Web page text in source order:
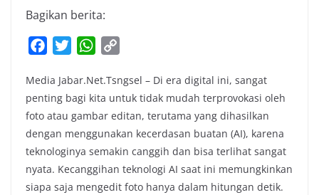
Bagikan berita:
c
e
b
o
o
k
i
t
t
e
r
W
a
t
s
A
p
p
p
y
L
i
n
k
Media Jabar.Net.Tsngsel – Di era digital ini, sangat
penting bagi kita untuk tidak mudah terprovokasi oleh
foto atau gambar editan, terutama yang dihasilkan
dengan menggunakan kecerdasan buatan (AI), karena
teknologinya semakin canggih dan bisa terlihat sangat
nyata. Kecanggihan teknologi AI saat ini memungkinkan
siapa saja mengedit foto hanya dalam hitungan detik.